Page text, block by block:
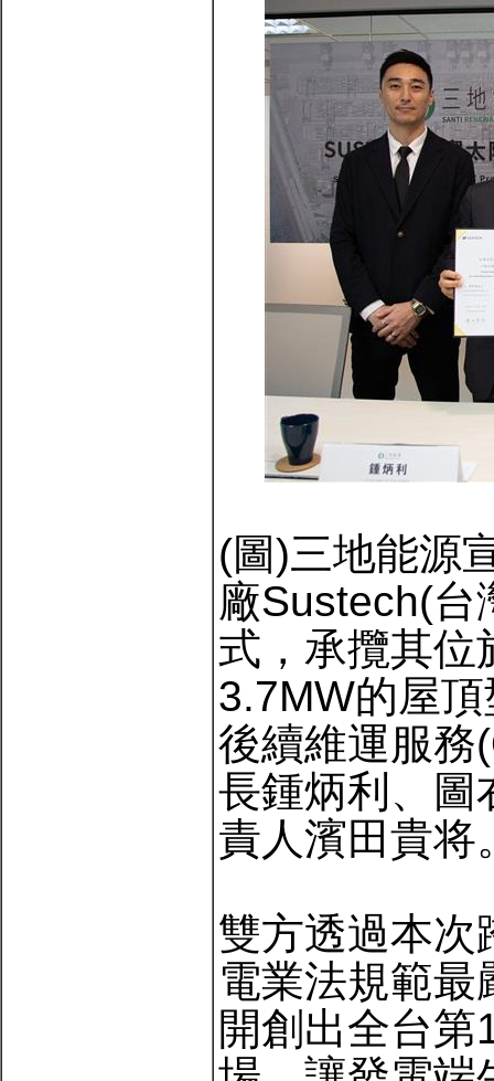
(圖)三地能源
廠Sustech(台
式，承攬其位
3.7MW的屋
後續維運服務
長鍾炳利、圖
責人濱田貴将
雙方透過本次
電業法規範
開創出全台